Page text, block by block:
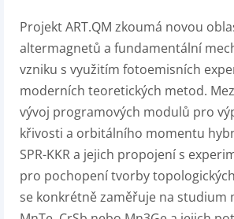
Projekt ART.QM zkoumá novou
altermagnetů a fundamentální
vzniku s využitím fotoemisních
moderních teoretických metod.
vývoj programových modulů pro
křivosti a orbitálního momentu
SPR-KKR a jejich propojení s
pro pochopení tvorby
se konkrétně zaměřuje na studium